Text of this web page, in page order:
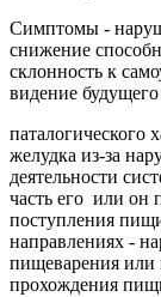
Симптомы -
снижение
склонность к
видение
паталогического
желудка из-за
деятельности
часть его или он
поступления
направлениях -
пищеварения или
прохождения